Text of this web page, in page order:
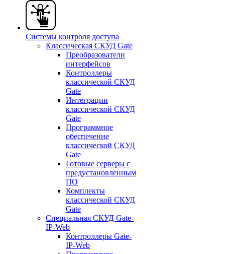
Системы контроля доступа
Классическая СКУД Gate
Преобразователи
интерфейсов
Контроллеры
классической СКУД
Gate
Интеграции
классической СКУД
Gate
Программное
обеспечение
классической СКУД
Gate
Готовые серверы с
предустановленным
ПО
Комплекты
классической СКУД
Gate
Специальная СКУД Gate-
IP-Web
Контроллеры Gate-
IP-Web